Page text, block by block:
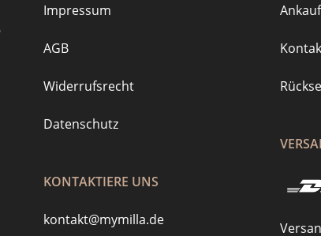
Impressum
AGB
Widerrufsrecht
Datenschutz
KONTAKTIERE UNS
kontakt@mymilla.de
Ankauf